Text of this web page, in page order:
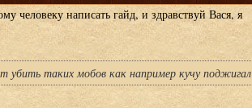
человеку написать гайд, и здравствуй Вася, я
убить таких мобов как например кучу поджигал